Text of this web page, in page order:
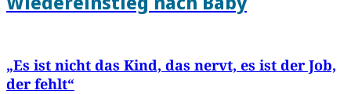
„Es ist nicht das Kind, das nervt, es ist der Job,
der fehlt“